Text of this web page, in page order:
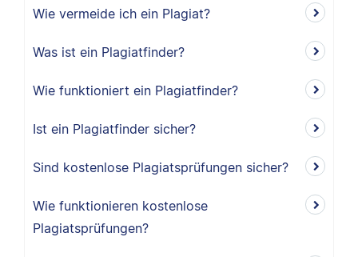
Wie vermeide ich ein Plagiat?
Was ist ein Plagiatfinder?
Wie funktioniert ein Plagiatfinder?
Ist ein Plagiatfinder sicher?
Sind kostenlose Plagiatsprüfungen sicher?
Wie funktionieren kostenlose
Plagiatsprüfungen?